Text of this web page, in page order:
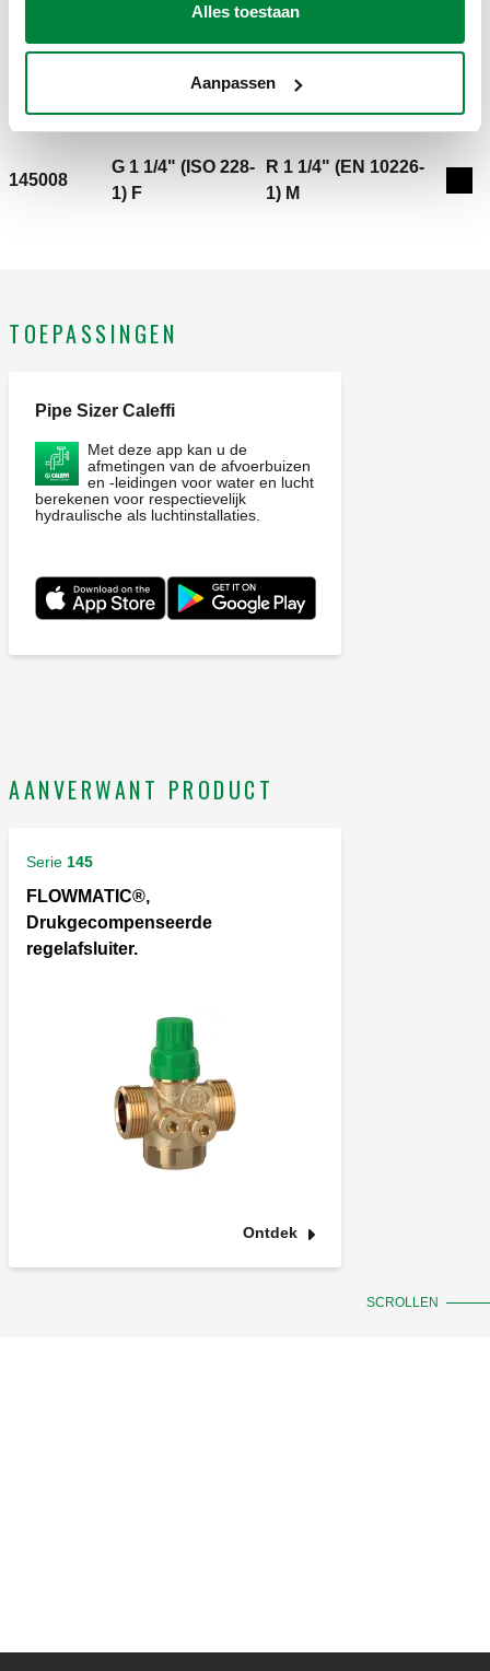
Alles toestaan
Aanpassen
145007
einduitgang
145008
G 1 1/4" (ISO 228-
1) F
R 1 1/4" (EN 10226-
1) M
TOEPASSINGEN
Pipe Sizer Caleffi
Met deze app kan u de
afmetingen van de afvoerbuizen
en -leidingen voor water en lucht
berekenen voor respectievelijk
hydraulische als luchtinstallaties.
AANVERWANT PRODUCT
Serie 145
FLOWMATIC®,
Drukgecompenseerde
regelafsluiter.
Ontdek
SCROLLEN